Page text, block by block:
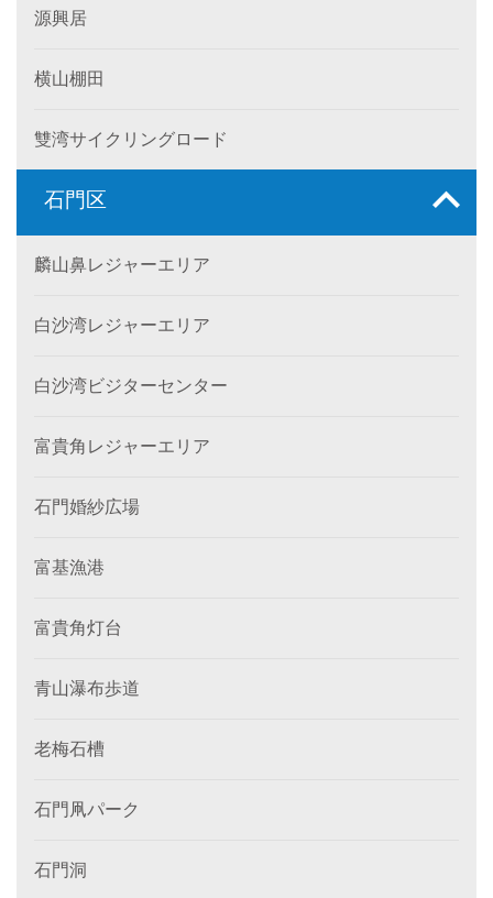
源興居
横山棚田
雙湾サイクリングロード
石門区
麟山鼻レジャーエリア
白沙湾レジャーエリア
白沙湾ビジターセンター
富貴角レジャーエリア
石門婚紗広場
富基漁港
富貴角灯台
青山瀑布歩道
老梅石槽
石門凧パーク
石門洞